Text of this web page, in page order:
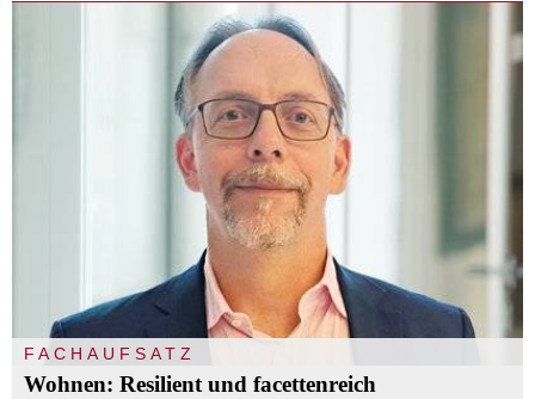
FACHAUFSATZ
Wohnen: Resilient und facettenreich